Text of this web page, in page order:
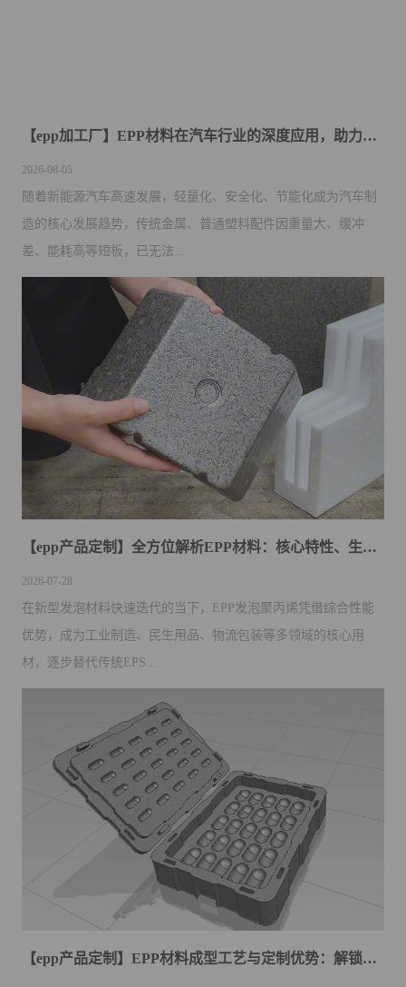
【epp加工厂】EPP材料在汽车行业的深度应用，助力汽车轻量化升级
2026-08-05
随着新能源汽车高速发展，轻量化、安全化、节能化成为汽车制
造的核心发展趋势，传统金属、普通塑料配件因重量大、缓冲
差、能耗高等短板，已无法...
【epp产品定制】全方位解析EPP材料：核心特性、生产原理与行业优势
2026-07-28
在新型发泡材料快速迭代的当下，EPP发泡聚丙烯凭借综合性能
优势，成为工业制造、民生用品、物流包装等多领域的核心用
材，逐步替代传统EPS...
【epp产品定制】EPP材料成型工艺与定制优势：解锁产品设计无限可能